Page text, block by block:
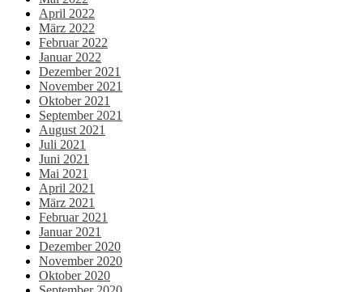
April 2022
März 2022
Februar 2022
Januar 2022
Dezember 2021
November 2021
Oktober 2021
September 2021
August 2021
Juli 2021
Juni 2021
Mai 2021
April 2021
März 2021
Februar 2021
Januar 2021
Dezember 2020
November 2020
Oktober 2020